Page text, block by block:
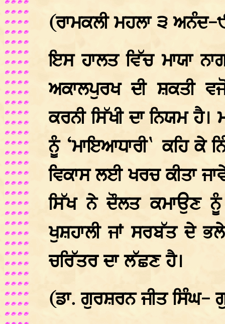
(ਰਾਮਕਲੀ ਮਹਲਾ ੩ ਅਨੰਦ-
ਇਸ ਹਾਲਤ ਵਿੱਚ ਮਾਯਾ
ਅਕਾਲਪੁਰਖ ਦੀ ਸ਼ਕਤੀ
ਕਰਨੀ ਸਿੱਖੀ ਦਾ ਨਿਯਮ
ਨੂੰ ‘ਮਾਇਆਧਾਰੀ` ਕਹਿ ਕੇ
ਵਿਕਾਸ ਲਈ ਖਰਚ ਕੀਤਾ
ਸਿੱਖ ਨੇ ਦੌਲਤ ਕਮਾਉਣ ਨੂੰ
ਖੁਸ਼ਹਾਲੀ ਜਾਂ ਸਰਬੱਤ ਦੇ
ਚਰਿੱਤਰ ਦਾ ਲੱਛਣ ਹੈ।
(ਡਾ. ਗੁਰਸ਼ਰਨ ਜੀਤ ਸਿੰਘ-